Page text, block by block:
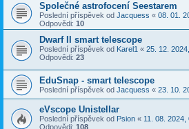
Společné astrofocení Seestarem
Poslední příspěvek od Jacquess « 08. 01.
Odpovědi: 10
Dwarf II smart telescope
Poslední příspěvek od Karel1 « 25. 12.
Odpovědi: 23
EduSnap - smart telescope
Poslední příspěvek od Jacquess « 23. 10.
eVscope Unistellar
Poslední příspěvek od Psion « 11. 08. 2024,
Odpovědi: 108